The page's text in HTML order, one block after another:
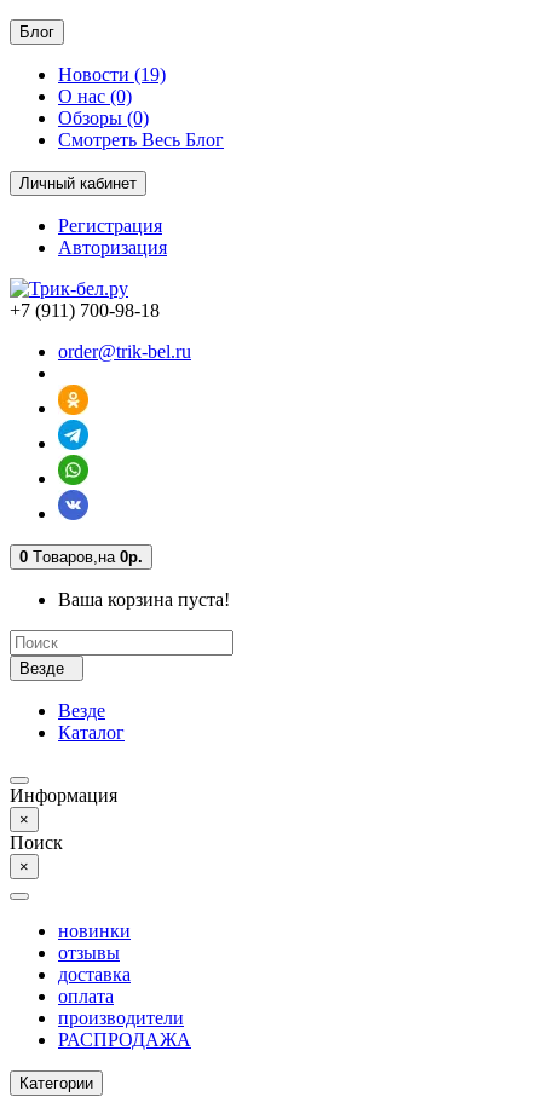
Блог
Новости (19)
О нас (0)
Обзоры (0)
Смотреть Весь Блог
Личный кабинет
Регистрация
Авторизация
+7 (911) 700-98-18
order@trik-bel.ru
0 Tоваров,на 0р.
Ваша корзина пуста!
Везде
Везде
Каталог
Информация
×
Поиск
×
новинки
отзывы
доставка
оплата
производители
РАСПРОДАЖА
Категории